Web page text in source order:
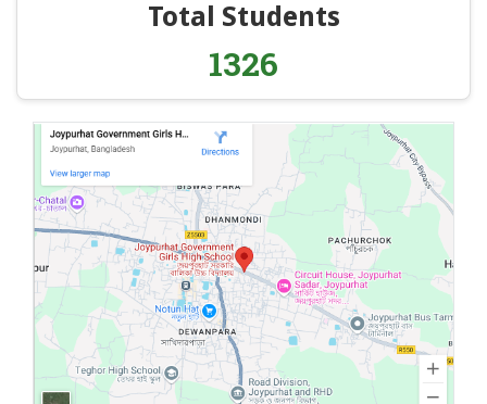
Total Students
1326